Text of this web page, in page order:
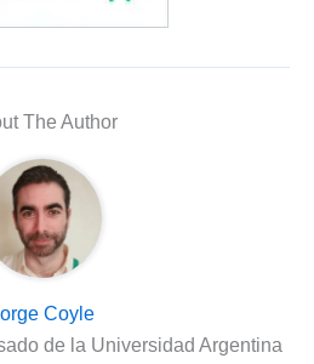
The Author
Coyle
de la Universidad Argentina